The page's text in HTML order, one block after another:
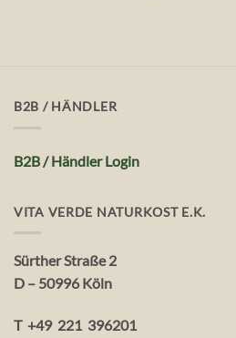
B2B / HÄNDLER
B2B / Händler Login
VITA VERDE NATURKOST E.K.
Sürther Straße 2
D – 50996 Köln
T +49 221 396201